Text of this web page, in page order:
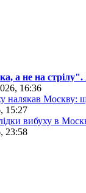
а не на стрілу".
16:36
налякав Москву:
15:27
вибуху в
23:58